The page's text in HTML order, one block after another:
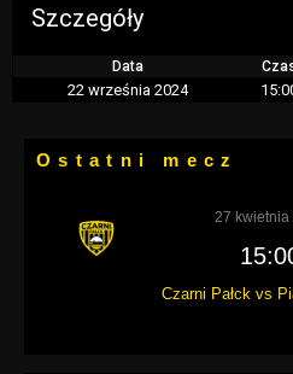
Szczegóły
Data
22 września 2024
Ostatni mecz
27 kwietnia
Czarni Pałck vs